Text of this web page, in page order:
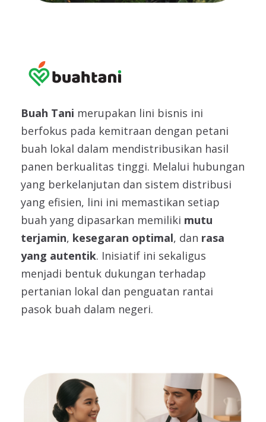
Buah Tani merupakan lini bisnis ini
berfokus pada kemitraan dengan petani
buah lokal dalam mendistribusikan hasil
panen berkualitas tinggi. Melalui hubungan
yang berkelanjutan dan sistem distribusi
yang efisien, lini ini memastikan setiap
buah yang dipasarkan memiliki mutu
terjamin, kesegaran optimal, dan rasa
yang autentik. Inisiatif ini sekaligus
menjadi bentuk dukungan terhadap
pertanian lokal dan penguatan rantai
pasok buah dalam negeri.